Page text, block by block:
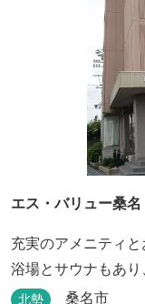
エス・バリュー桑名
充実のアメニティ
浴場とサウナもあり
北勢 桑名市